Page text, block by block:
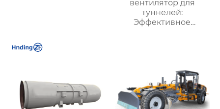
вентилятор для
туннелей:
Эффективное